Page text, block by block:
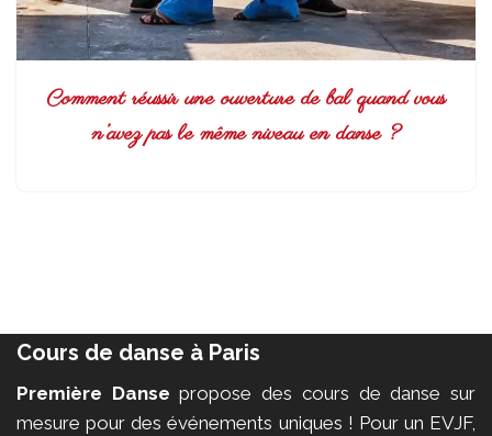
Comment réussir une ouverture de bal quand vous
n’avez pas le même niveau en danse ?
Cours de danse à Paris
Première Danse propose des cours de danse sur
mesure pour des événements uniques ! Pour un EVJF,